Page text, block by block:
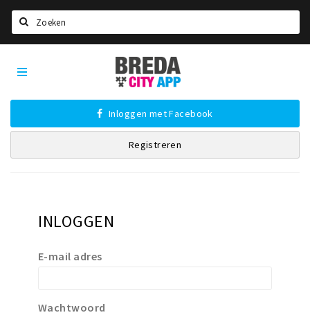
Nieuws
Shoppen
Beleven
Stappen
&
Shoppen
Inloggen met Facebook
Registreren
INLOGGEN
E-mail adres
Wachtwoord